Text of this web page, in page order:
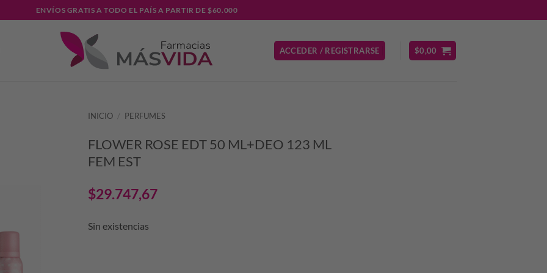
ENVÍOS GRATIS A TODO EL PAÍS A PARTIR DE $60.000
ACCEDER / REGISTRARSE $0,00
INICIO / PERFUMES
FLOWER ROSE EDT 50 ML+DEO 123 ML
FEM EST
$29.747,67
Sin existencias